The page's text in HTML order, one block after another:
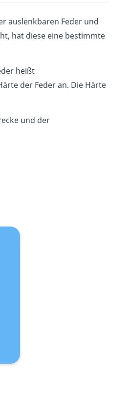
auslenkbaren Feder und
hat diese eine bestimmte
heißt
der Feder an. Die Härte
und der